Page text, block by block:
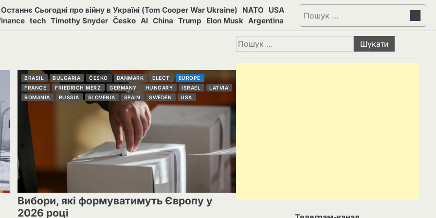
Сьогодні про війну в Україні (Tom Cooper War Ukraine) NATO
USA
tech Timothy Snyder Česko AI China Trump Elon Musk Argentina
Пошук:
BRASIL BULGARIA ČESKO DANMARK ELECT
EUROPE
FRANCE
FRIEDRICH MERZ GERMANY HUNGARY ISRAEL
LATVIA
ROMANIA
RUSSIA SLOVENIA SPAIN SWEDEN USA
Вибори, які формуватимуть Європу у
2026 році
Пошук: